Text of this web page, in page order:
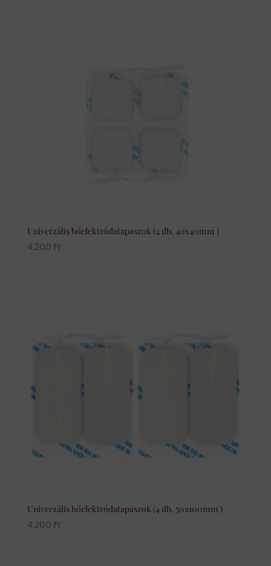
Univerzális bőelektródatapaszok (4 db, 40x40mm )
4.200 Ft
Univerzális bőelektródatapaszok (4 db, 50x100mm )
4.200 Ft